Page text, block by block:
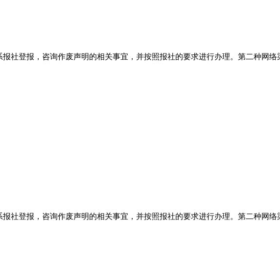
社登报，咨询作废声明的相关事宜，并按照报社的要求进行办理。第二种网
社登报，咨询作废声明的相关事宜，并按照报社的要求进行办理。第二种网